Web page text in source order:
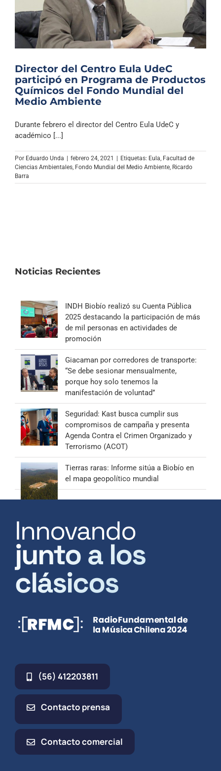
Director del Centro Eula UdeC
participó en Programa de Productos
Químicos del Fondo Mundial del
Medio Ambiente
Durante febrero el director del Centro Eula UdeC y
académico [...]
Por Eduardo Unda | febrero 24, 2021 | Etiquetas: Eula Facultad de
Ciencias Ambientales Fondo Mundial del Medio Ambiente Ricardo
Barra
Noticias Recientes
INDH Biobío realizó su Cuenta Pública
2025 destacando la participación de más
de mil personas en actividades de
promoción
Giacaman por corredores de transporte:
“Se debe sesionar mensualmente,
porque hoy solo tenemos la
manifestación de voluntad”
Seguridad: Kast busca cumplir sus
compromisos de campaña y presenta
Agenda Contra el Crimen Organizado y
Terrorismo (ACOT)
Tierras raras: Informe sitúa a Biobío en
el mapa geopolítico mundial
Innovando
junto a los
clásicos
(56) 412203811
Contacto prensa
Contacto comercial